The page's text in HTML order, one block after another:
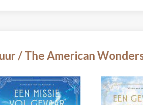
/ The American